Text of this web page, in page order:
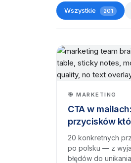
Wszystkie 201
🎯 MARKETING
CTA w
przycisków
20 konkretnych
po polsku — z
błędów do